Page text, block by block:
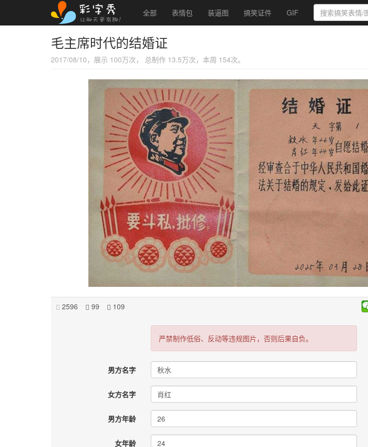
全部 表情包 装逼图 搞笑证件 GIF
毛主席时代的结婚证
2017/08/10，展示 100万次， 总制作 13.5万次，本周 154次。
2596 99 109
严禁制作低俗、反动等违规图片，否则后果自负。
男方名字
女方名字
男方年龄
女年龄